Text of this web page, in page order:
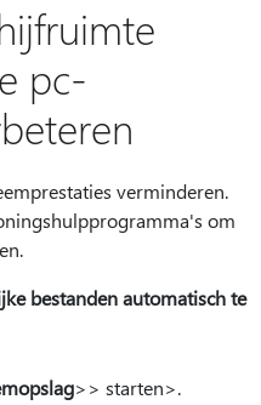
pc-
verminderen.
om
bestanden automatisch te
>> starten>.